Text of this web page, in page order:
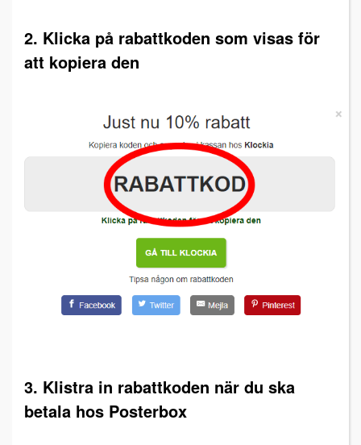
2. Klicka på rabattkoden som visas för
att kopiera den
3. Klistra in rabattkoden när du ska
betala hos Posterbox